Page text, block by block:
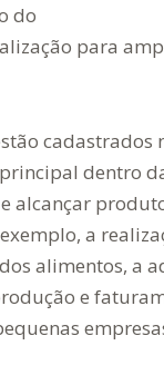
do
para
cadastrados
dentro
alcançar
a
alimentos, a
e